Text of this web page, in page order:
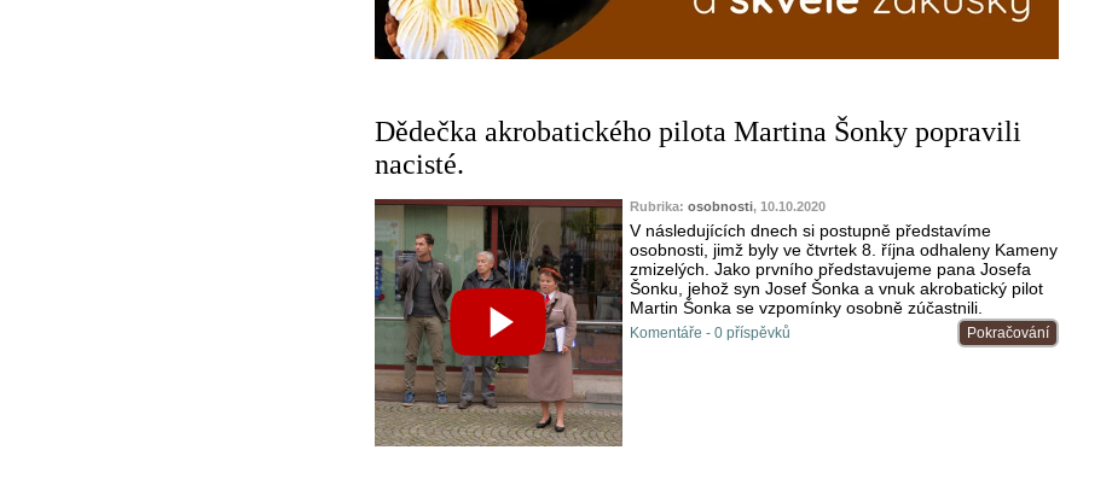
Dědečka akrobatického pilota Martina Šonky popravili
nacisté.
Rubrika: osobnosti, 10.10.2020
V následujících dnech si postupně představíme
osobnosti, jimž byly ve čtvrtek 8. října odhaleny Kameny
zmizelých. Jako prvního představujeme pana Josefa
Šonku, jehož syn Josef Šonka a vnuk akrobatický pilot
Martin Šonka se vzpomínky osobně zúčastnili.
Pokračování
Komentáře - 0 příspěvků